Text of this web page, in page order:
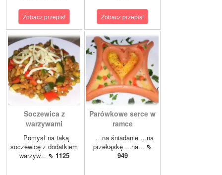
Zobacz przepis! Zobacz przepis!
Soczewica z
warzywami
Pomysł na taką
soczewicę z dodatkiem
warzyw... ⇖ 1125
Parówkowe serce w
ramce
…na śniadanie …na
przekąskę …na... ⇖
949